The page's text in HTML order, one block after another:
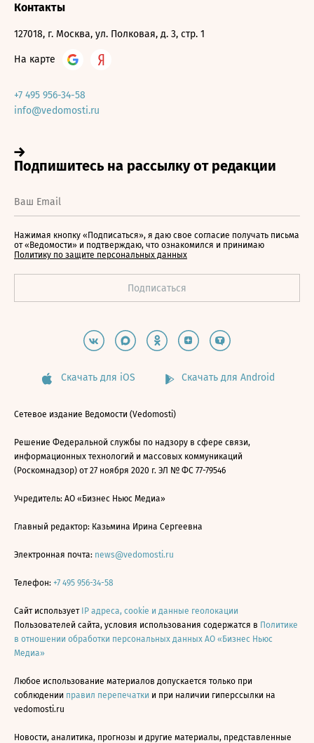
Контакты
127018, г. Москва, ул. Полковая, д. 3, стр. 1
На карте
+7 495 956-34-58
info@vedomosti.ru
Нажимая кнопку «Подписаться», я даю свое согласие получать письма
от «Ведомости» и подтверждаю, что ознакомился и принимаю
Политику по защите персональных данных
Скачать для iOS Скачать для Android
Сетевое издание Ведомости (Vedomosti)
Решение Федеральной службы по надзору в сфере связи,
информационных технологий и массовых коммуникаций
(Роскомнадзор) от 27 ноября 2020 г. ЭЛ № ФС 77-79546
Учредитель: АО «Бизнес Ньюс Медиа»
Главный редактор: Казьмина Ирина Сергеевна
Электронная почта: news@vedomosti.ru
Телефон: +7 495 956-34-58
Сайт использует IP адреса, cookie и данные геолокации
Пользователей сайта, условия использования содержатся в Политике
в отношении обработки персональных данных АО «Бизнес Ньюс
Медиа»
Любое использование материалов допускается только при
соблюдении правил перепечатки и при наличии гиперссылки на
vedomosti.ru
Новости, аналитика, прогнозы и другие материалы, представленные